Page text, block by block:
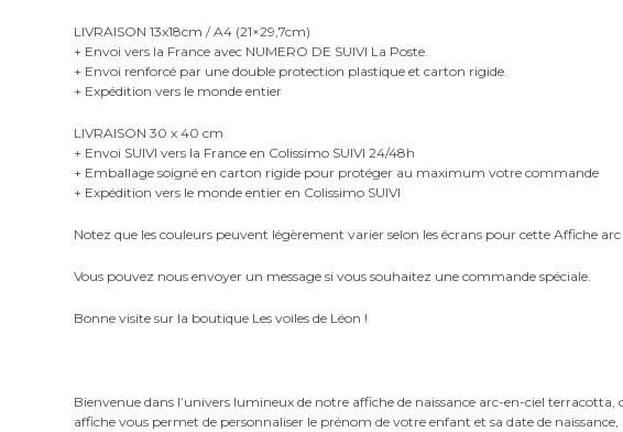
LIVRAISON 13x18cm / A4 (21×29,7cm)
+ Envoi vers la France avec NUMERO DE SUIVI La Poste.
+ Envoi renforcé par une double protection plastique et carton rigide.
+ Expédition vers le monde entier
LIVRAISON 30 x 40 cm
+ Envoi SUIVI vers la France en Colissimo SUIVI 24/48h
+ Emballage soigné en carton rigide pour protéger au maximum votre commande
+ Expédition vers le monde entier en Colissimo SUIVI
Notez que les couleurs peuvent légèrement varier selon les écrans pour cette Affiche
Vous pouvez nous envoyer un message si vous souhaitez une commande spéciale.
Bonne visite sur la boutique Les voiles de Léon !
Bienvenue dans l’univers lumineux de notre affiche de naissance arc-en-ciel
affiche vous permet de personnaliser le prénom de votre enfant et sa date de